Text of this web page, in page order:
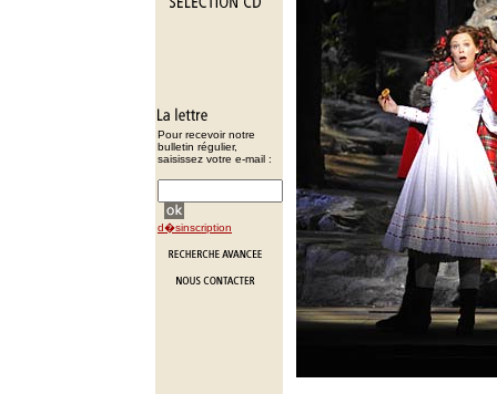
Pour recevoir notre
bulletin régulier,
saisissez votre e-mail :
d�sinscription